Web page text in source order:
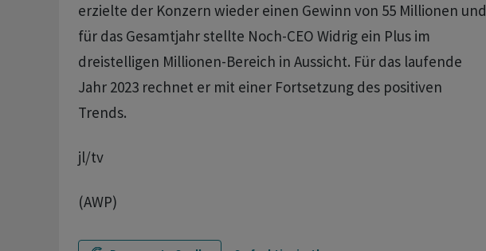
erzielte der Konzern wieder einen Gewinn von 55 Millionen und
für das Gesamtjahr stellte Noch-CEO Widrig ein Plus im
dreistelligen Millionen-Bereich in Aussicht. Für das laufende
Jahr 2023 rechnet er mit einer Fortsetzung des positiven
Trends.
jl/tv
(AWP)